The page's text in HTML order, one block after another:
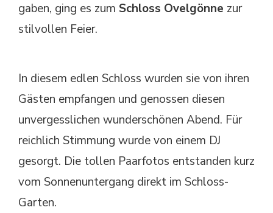
gaben, ging es zum Schloss Ovelgönne zur
stilvollen Feier.
In diesem edlen Schloss wurden sie von ihren
Gästen empfangen und genossen diesen
unvergesslichen wunderschönen Abend. Für
reichlich Stimmung wurde von einem DJ
gesorgt. Die tollen Paarfotos entstanden kurz
vom Sonnenuntergang direkt im Schloss-
Garten.